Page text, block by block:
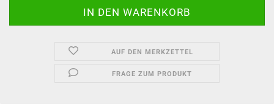
AUF DEN MERKZETTEL
FRAGE ZUM PRODUKT